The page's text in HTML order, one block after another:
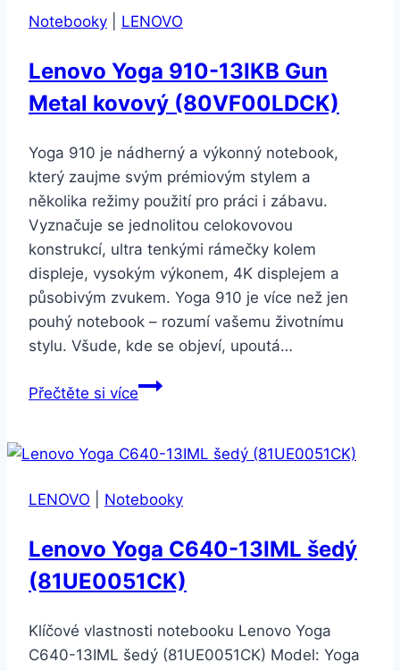
Notebooky
LENOVO
Lenovo Yoga 910-13IKB Gun
Metal kovový (80VF00LDCK)
Yoga 910 je nádherný a výkonný notebook,
který zaujme svým prémiovým stylem a
několika režimy použití pro práci i zábavu.
Vyznačuje se jednolitou celokovovou
konstrukcí, ultra tenkými rámečky kolem
displeje, vysokým výkonem, 4K displejem a
působivým zvukem. Yoga 910 je více než jen
pouhý notebook – rozumí vašemu životnímu
stylu. Všude, kde se objeví, upoutá…
Přečtěte si víceLenovo
13IKB
Metal
(80VF00LDCK)
LENOVO Notebooky
Lenovo Yoga C640-13IML šedý
(81UE0051CK)
Klíčové vlastnosti notebooku Lenovo Yoga
C640-13IML šedý (81UE0051CK) Model: Yoga